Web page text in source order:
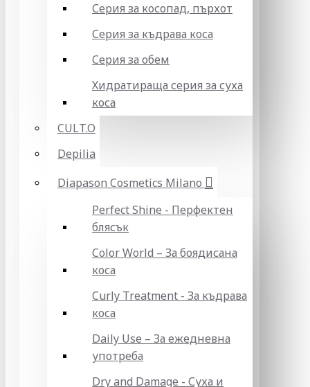
Серия за косопад, пърхот
Серия за къдрава коса
Серия за обем
Хидратираща серия за суха
коса
CULT.O
Depilia
Diapason Cosmetics Milano
Perfect Shine - Перфектен
блясък
Color World – За боядисана
коса
Curly Treatment - За къдрава
коса
Daily Use – За ежедневна
употреба
Dry and Damage - Суха и